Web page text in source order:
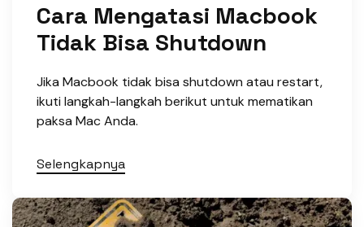
Cara Mengatasi Macbook
Tidak Bisa Shutdown
Jika Macbook tidak bisa shutdown atau restart,
ikuti langkah-langkah berikut untuk mematikan
paksa Mac Anda.
Selengkapnya